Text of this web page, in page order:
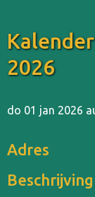
2026
do 01 jan 2026
Adres
Beschrijving